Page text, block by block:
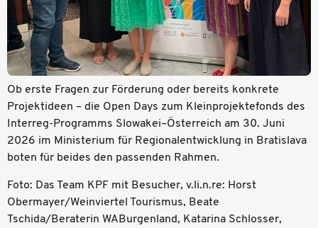
Ob erste Fragen zur Förderung oder bereits konkrete
Projektideen – die Open Days zum Kleinprojektefonds des
Interreg-Programms Slowakei–Österreich am 30. Juni
2026 im Ministerium für Regionalentwicklung in Bratislava
boten für beides den passenden Rahmen.
Foto: Das Team KPF mit Besucher, v.li.n.re: Horst
Obermayer/Weinviertel Tourismus, Beate
Tschida/Beraterin WABurgenland, Katarina Schlosser,